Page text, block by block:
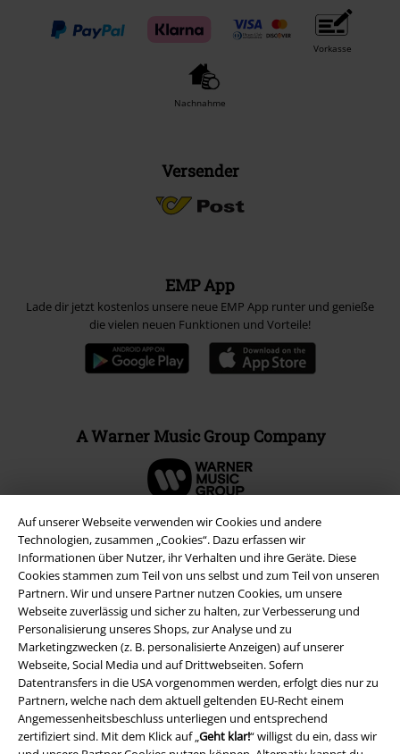
Auf unserer Webseite verwenden wir Cookies und andere
Technologien, zusammen „Cookies“. Dazu erfassen wir
Informationen über Nutzer, ihr Verhalten und ihre Geräte. Diese
Cookies stammen zum Teil von uns selbst und zum Teil von unseren
Partnern. Wir und unsere Partner nutzen Cookies, um unsere
Webseite zuverlässig und sicher zu halten, zur Verbesserung und
Personalisierung unseres Shops, zur Analyse und zu
Marketingzwecken (z. B. personalisierte Anzeigen) auf unserer
Webseite, Social Media und auf Drittwebseiten. Sofern
Datentransfers in die USA vorgenommen werden, erfolgt dies nur zu
Partnern, welche nach dem aktuell geltenden EU-Recht einem
Angemessenheitsbeschluss unterliegen und entsprechend
zertifiziert sind. Mit dem Klick auf „Geht klar!“ willigst du ein, dass wir
Vorkasse
Nachnahme
Versender
EMP App
Lade dir jetzt kostenlos unsere neue EMP App runter und genieße
die vielen neuen Funktionen und Vorteile!
A Warner Music Group Company
Rechtliches
AGB